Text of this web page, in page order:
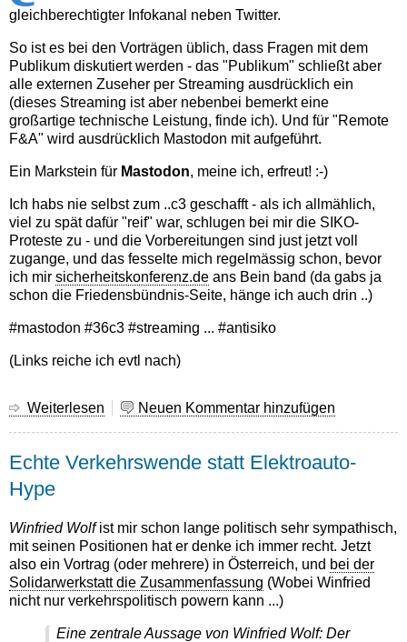
gleichberechtigter Infokanal neben Twitter.
So ist es bei den Vorträgen üblich, dass Fragen mit dem
Publikum diskutiert werden - das "Publikum" schließt aber
alle externen Zuseher per Streaming ausdrücklich ein
(dieses Streaming ist aber nebenbei bemerkt eine
großartige technische Leistung, finde ich). Und für "Remote
F&A" wird ausdrücklich Mastodon mit aufgeführt.
Ein Markstein für Mastodon, meine ich, erfreut! :-)
Ich habs nie selbst zum ..c3 geschafft - als ich allmählich,
viel zu spät dafür "reif" war, schlugen bei mir die SIKO-
Proteste zu - und die Vorbereitungen sind just jetzt voll
zugange, und das fesselte mich regelmässig schon, bevor
ich mir sicherheitskonferenz.de ans Bein band (da gabs ja
schon die Friedensbündnis-Seite, hänge ich auch drin ..)
#mastodon #36c3 #streaming ... #antisiko
(Links reiche ich evtl nach)
Weiterlesen über
36c3
Neuen Kommentar hinzufügen
Echte Verkehrswende statt Elektroauto-
Hype
Winfried Wolfist mir schon lange politisch sehr sympathisch,
mit seinen Positionen hat er denke ich immer recht. Jetzt
also ein Vortrag (oder mehrere) in Österreich, und bei der
Solidarwerkstatt die Zusammenfassung (Wobei Winfried
nicht nur verkehrspolitisch powern kann ...)
Eine zentrale Aussage von Winfried Wolf: Der